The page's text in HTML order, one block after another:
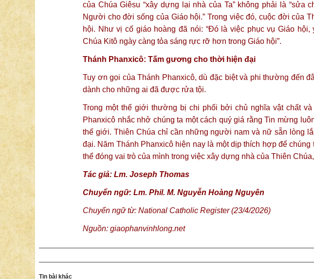
của Chúa Giêsu “xây dựng lại nhà của Ta” không phải là “sửa
Người cho đời sống của Giáo hội.” Trong việc đó, cuộc đời của
hội. Như vị cố giáo hoàng đã nói: “Đó là việc phục vụ Giáo
Chúa Kitô ngày càng tỏa sáng rực rỡ hơn trong Giáo hội”.
Thánh Phanxicô: Tấm gương cho thời hiện đại
Tuy ơn gọi của Thánh Phanxicô, dù đặc biệt và phi thường đến
dành cho những ai đã được rửa tội.
Trong một thế giới thường bị chi phối bởi chủ nghĩa vật chất
Phanxicô nhắc nhở chúng ta một cách quý giá rằng Tin mừng
thế giới. Thiên Chúa chỉ cần những người nam và nữ sẵn lòng
đại. Năm Thánh Phanxicô hiện nay là một dịp thích hợp để
thể đóng vai trò của mình trong việc xây dựng nhà của Thiên
Tác giả: Lm. Joseph Thomas
Chuyển ngữ: Lm. Phil. M. Nguyễn Hoàng Nguyên
Chuyển ngữ từ: National Catholic Register(23/4/2026)
Nguồn: giaophanvinhlong.net
Tin bài khác